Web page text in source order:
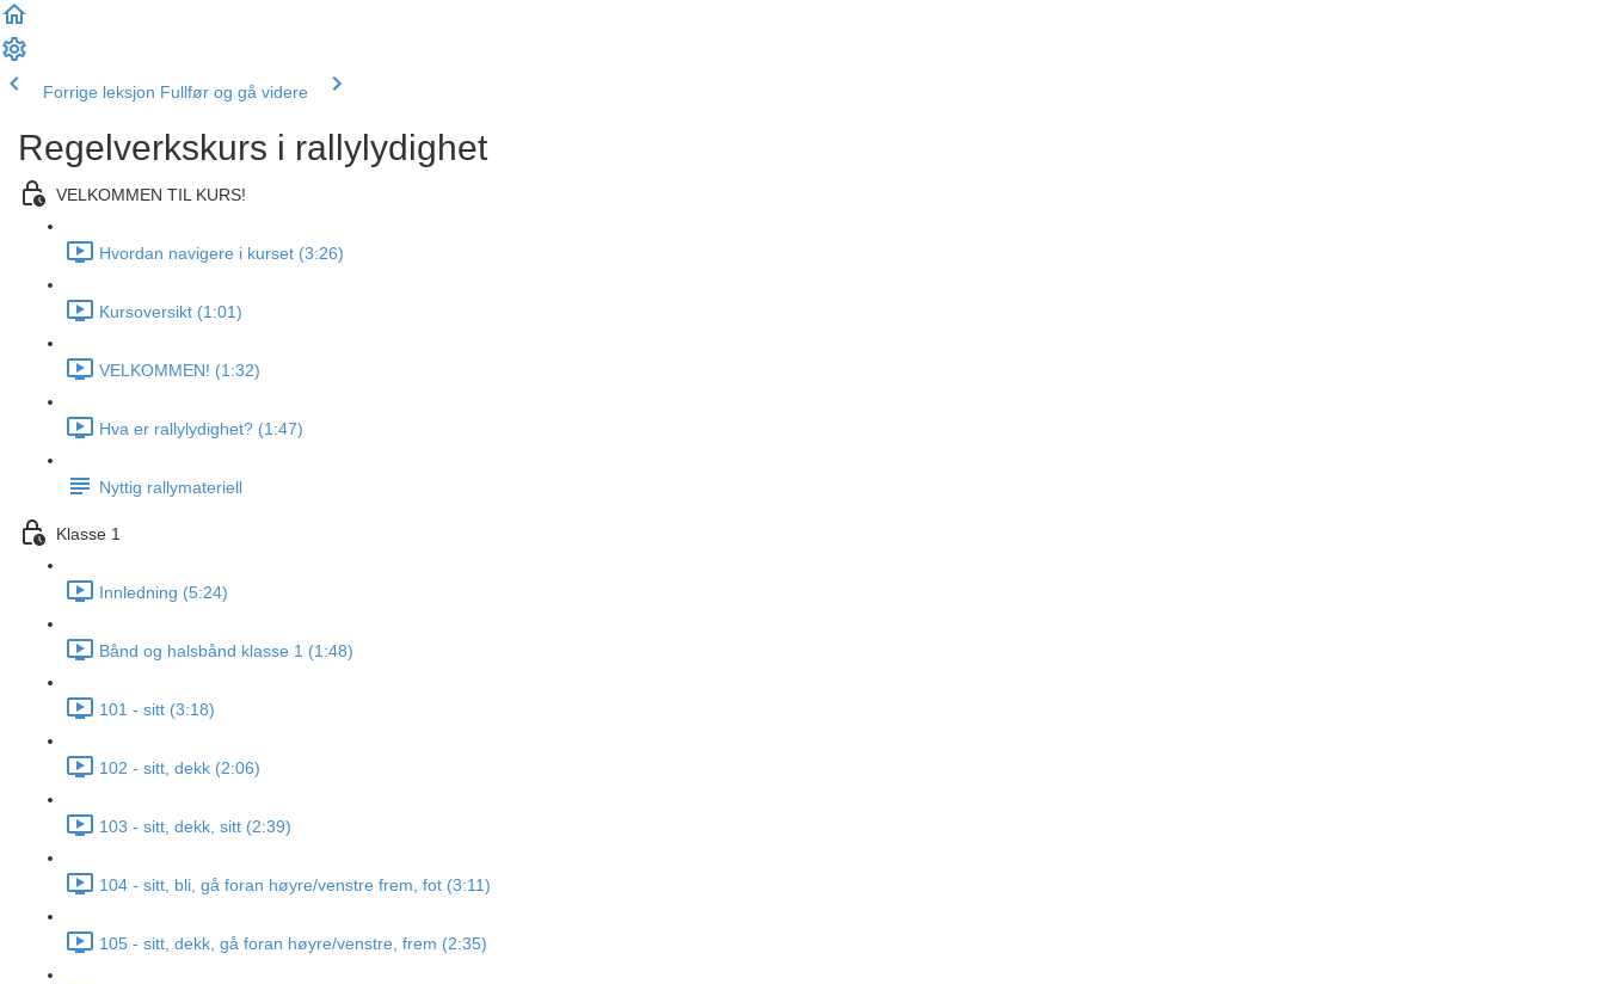
Forrige leksjon Fullfør og gå videre
Regelverkskurs i rallylydighet
VELKOMMEN TIL KURS!
Hvordan navigere i kurset (3:26)
Kursoversikt (1:01)
VELKOMMEN! (1:32)
Hva er rallylydighet? (1:47)
Nyttig rallymateriell
Klasse 1
Innledning (5:24)
Bånd og halsbånd klasse 1 (1:48)
101 - sitt (3:18)
102 - sitt, dekk (2:06)
103 - sitt, dekk, sitt (2:39)
104 - sitt, bli, gå foran høyre/venstre frem, fot (3:11)
105 - sitt, dekk, gå foran høyre/venstre, frem (2:35)